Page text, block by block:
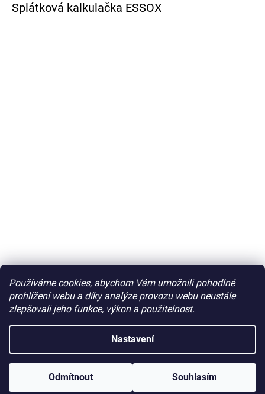
Používáme cookies, abychom Vám umožnili pohodlné
prohlížení webu a díky analýze provozu webu neustále
zlepšovali jeho funkce, výkon a použitelnost.
Nastavení
Odmítnout Souhlasím
Splátková kalkulačka ESSOX